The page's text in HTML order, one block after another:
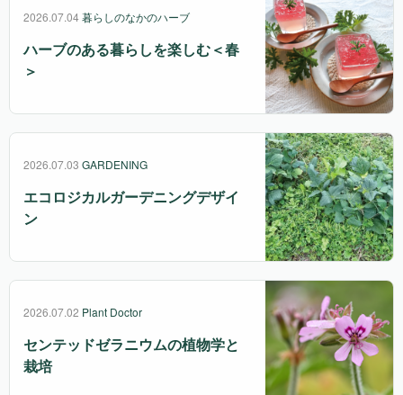
2026.07.04暮らしのなかのハーブ
ハーブのある暮らしを楽しむ＜春
＞
2026.07.03 GARDENING
エコロジカルガーデニングデザイ
ン
2026.07.02 Plant Doctor
センテッドゼラニウムの植物学と
栽培